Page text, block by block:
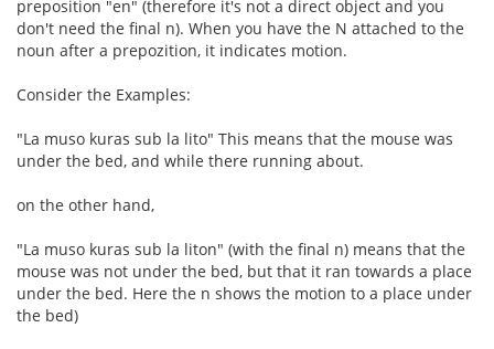
preposition "en" (therefore it's not a direct object and you
don't need the final n). When you have the N attached to the
noun after a prepozition, it indicates motion.
Consider the Examples:
"La muso kuras sub la lito" This means that the mouse was
under the bed, and while there running about.
on the other hand,
"La muso kuras sub la liton" (with the final n) means that the
mouse was not under the bed, but that it ran towards a place
under the bed. Here the n shows the motion to a place under
the bed)